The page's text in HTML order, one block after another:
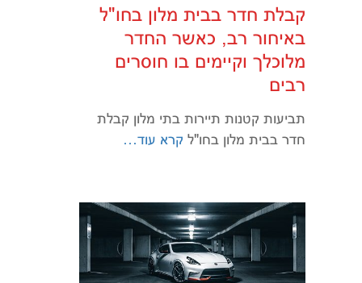
קבלת חדר בבית מלון בחו"ל
באיחור רב, כאשר החדר
מלוכלך וקיימים בו חוסרים
רבים
תביעות קטנות תיירות בתי מלון קבלת
חדר בבית מלון בחו"ל קרא עוד…